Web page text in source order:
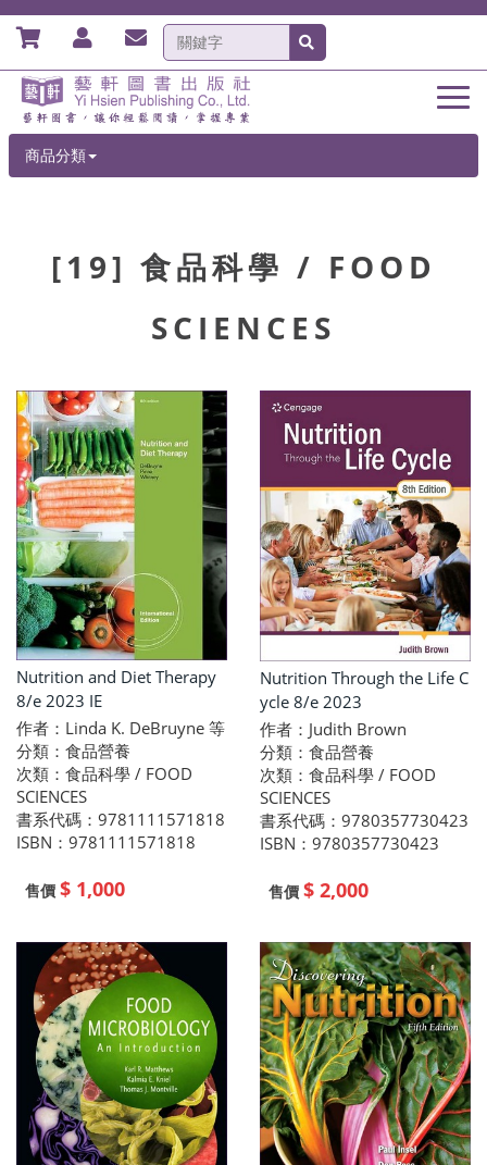
商品分類
[19] 食品科學 / FOOD
SCIENCES
Nutrition and Diet Therapy
8/e 2023 IE
作者：Linda K. DeBruyne 等
分類：食品營養
次類：食品科學 / FOOD
SCIENCES
書系代碼：9781111571818
ISBN：9781111571818
售價 $ 1,000
Nutrition Through the Life C
ycle 8/e 2023
作者：Judith Brown
分類：食品營養
次類：食品科學 / FOOD
SCIENCES
書系代碼：9780357730423
ISBN：9780357730423
售價 $ 2,000